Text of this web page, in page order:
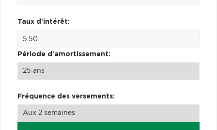
Taux d'intérêt:
Période d'amortissement:
Fréquence des versements: